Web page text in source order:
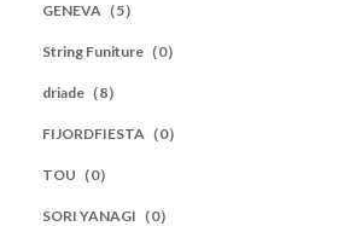
GENEVA（5）
String Funiture（0）
driade（8）
FIJORDFIESTA（0）
TOU（0）
SORI YANAGI（0）